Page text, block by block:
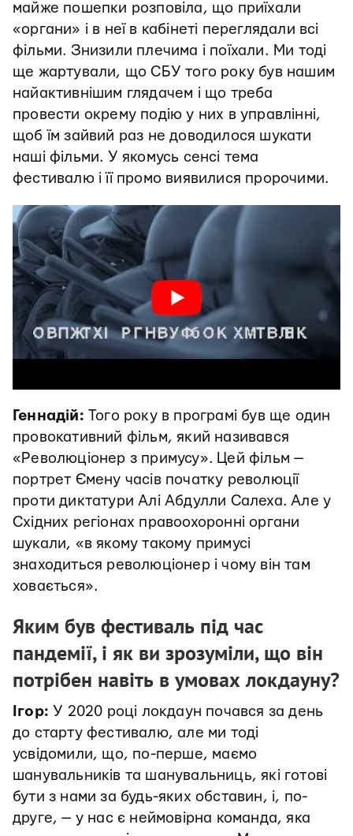
майже пошепки розповіла, що приїхали
«органи» і в неї в кабінеті переглядали всі
фільми. Знизили плечима і поїхали. Ми тоді
ще жартували, що СБУ того року був нашим
найактивнішим глядачем і що треба
провести окрему подію у них в управлінні,
щоб їм зайвий раз не доводилося шукати
наші фільми. У якомусь сенсі тема
фестивалю і її промо виявилися пророчими.
Геннадій:
Того року в програмі був ще один
провокативний фільм, який називався
«Революціонер з примусу». Цей фільм —
портрет Ємену часів початку революції
проти диктатури Алі Абдулли Салеха. Але у
Східних регіонах правоохоронні органи
шукали, «в якому такому примусі
знаходиться революціонер і чому він там
ховається».
Яким був фестиваль під час
пандемії, і як ви зрозуміли, що він
потрібен навіть в умовах локдауну?
Ігор: У 2020 році локдаун почався за день
до старту фестивалю, але ми тоді
усвідомили, що, по-перше, маємо
шанувальників та шанувальниць, які готові
бути з нами за будь-яких обставин, і, по-
друге, — у нас є неймовірна команда, яка